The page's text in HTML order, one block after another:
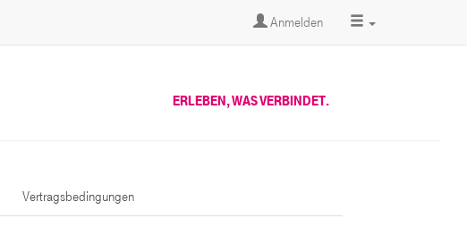
Anmelden
ERLEBEN, WAS VERBINDET.
Vertragsbedingungen